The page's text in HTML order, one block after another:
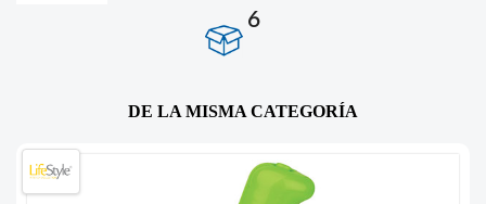
6
DE LA MISMA CATEGORÍA